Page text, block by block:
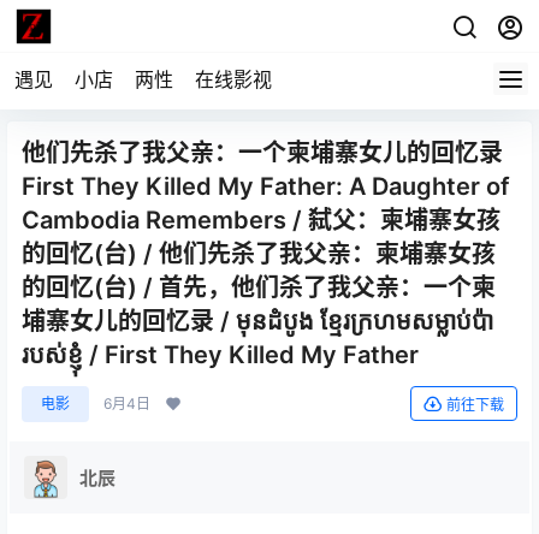
遇见 小店 两性 在线影视
他们先杀了我父亲：一个柬埔寨女儿的回忆录
First They Killed My Father: A Daughter of
Cambodia Remembers / 弑父：柬埔寨女孩
的回忆(台) / 他们先杀了我父亲：柬埔寨女孩
的回忆(台) / 首先，他们杀了我父亲：一个柬
埔寨女儿的回忆录 / មុនដំបូង ខ្មែរក្រហម​សម្លាប់​ប៉ា​
របស់ខ្ញុំ / First They Killed My Father
电影 6月4日 前往下载
北辰